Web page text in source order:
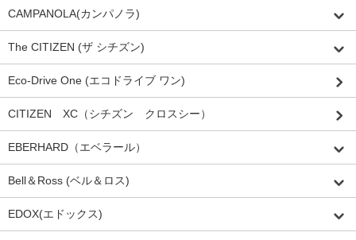
CAMPANOLA(カンパノラ)
The CITIZEN (ザ シチズン)
Eco-Drive One (エコドライブ ワン)
CITIZEN XC（シチズン クロスシー）
EBERHARD（エベラール）
Bell＆Ross (ベル＆ロス)
EDOX(エドックス)